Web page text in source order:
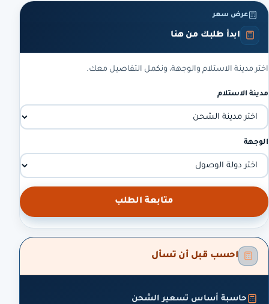
عرض سعر
ابدأ طلبك من هنا
اختر مدينة الاستلام والوجهة، ونكمل التفاصيل معك.
مدينة الاستلام
الوجهة
متابعة الطلب
احسب قبل أن تسأل
حاسبة أساس تسعير الشحن